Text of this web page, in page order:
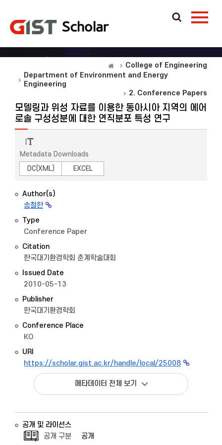
College of Engineering
Department of Environment and Energy
Engineering
2. Conference Papers
모델링과 위성 자료를 이용한 동아시아 지역의 에어
로솔 구성성분에 대한 연직분포 특성 연구
Metadata Downloads
DC(XML)
EXCEL
Author(s)
송철한
Type
Conference Paper
Citation
한국대기환경학회 춘계학술대회
Issued Date
2010-05-13
Publisher
한국대기환경학회
Conference Place
KO
URI
https://scholar.gist.ac.kr/handle/local/25008
메타데이터 전체 보기
공개 및 라이선스
공개 구분
공개